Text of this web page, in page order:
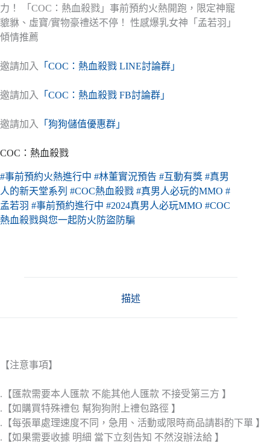
力！ 「COC：熱血殺戮」事前預約火熱開跑，限定神寵
貔貅、虛寶/實物豪禮送不停！ 性感爆乳女神「孟若羽」
傾情推薦
邀請加入 「COC：熱血殺戮 LINE討論群」
邀請加入 「COC：熱血殺戮 FB討論群」
邀請加入 「狗狗儲值優惠群」
COC：熱血殺戮
#事前預約火熱進行中 #林董實況預告 #互動有獎 #真男
人的新天堂系列 #COC熱血殺戮 #真男人必玩的MMO #
孟若羽 #事前預約進行中 #2024真男人必玩MMO #COC
熱血殺戮與您一起防火防盜防騙
描述
【注意事項】
.【匯款需要本人匯款 不能其他人匯款 不接受第三方 】
.【如購買特殊禮包 幫狗狗附上禮包路徑 】
.【每張單處理速度不同，急用、活動或限時商品請斟酌下單 】
.【如果需要收據 明細 當下立刻告知 不然沒辦法給 】